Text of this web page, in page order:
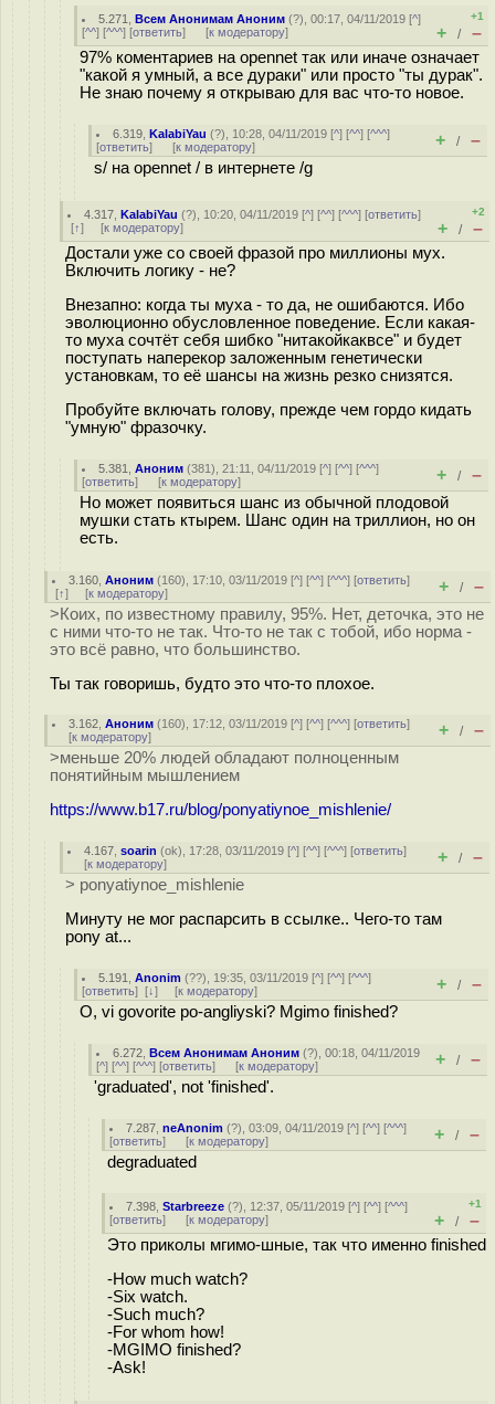
5.271 ,Всем Анонимам Аноним (?), 00:17, 04/11/2019 [^]
[^^] [^^^] [ответить] [к модератору]
+1
+ / –
97% коментариев на opennet так или иначе означает
"какой я умный, а все дураки" или просто "ты дурак".
Не знаю почему я открываю для вас что-то новое.
6.319 ,KalabiYau (?), 10:28, 04/11/2019 [^] [^^] [^^^]
[ответить] [к модератору] + / –
s/ на opennet / в интернете /g
4.317 ,KalabiYau (?), 10:20, 04/11/2019 [^] [^^] [^^^] [ответить]
[↑] [к модератору]
+2
+ / –
Достали уже со своей фразой про миллионы мух.
Включить логику - не?
Внезапно: когда ты муха - то да, не ошибаются. Ибо
эволюционно обусловленное поведение. Если какая-
то муха сочтёт себя шибко "нитакойкаквсе" и будет
поступать наперекор заложенным генетически
установкам, то её шансы на жизнь резко снизятся.
Пробуйте включать голову, прежде чем гордо кидать
"умную" фразочку.
5.381 ,Аноним (381), 21:11, 04/11/2019 [^] [^^] [^^^]
[ответить] [к модератору] + / –
Но может появиться шанс из обычной плодовой
мушки стать ктырем. Шанс один на триллион, но он
есть.
3.160 ,Аноним (160), 17:10, 03/11/2019 [^] [^^] [^^^] [ответить]
[↑] [к модератору] + / –
>Коих, по известному правилу, 95%. Нет, деточка, это не
с ними что-то не так. Что-то не так с тобой, ибо норма -
это всё равно, что большинство.
Ты так говоришь, будто это что-то плохое.
3.162 ,Аноним (160), 17:12, 03/11/2019 [^] [^^] [^^^] [ответить]
[к модератору] + / –
>меньше 20% людей обладают полноценным
понятийным мышлением
https://www.b17.ru/blog/ponyatiynoe_mishlenie/
4.167 ,soarin (ok), 17:28, 03/11/2019 [^] [^^] [^^^] [ответить]
[к модератору] + / –
> ponyatiynoe_mishlenie
Минуту не мог распарсить в ссылке.. Чего-то там
pony at...
5.191 ,Anonim (??), 19:35, 03/11/2019 [^] [^^] [^^^]
[ответить] [↓] [к модератору] + / –
O, vi govorite po-angliyski? Mgimo finished?
6.272 ,Всем Анонимам Аноним (?), 00:18, 04/11/2019
[^] [^^] [^^^] [ответить] [к модератору] + / –
'graduated', not 'finished'.
7.287 ,neAnonim (?), 03:09, 04/11/2019 [^] [^^] [^^^]
[ответить] [к модератору] + / –
degraduated
7.398 ,Starbreeze (?), 12:37, 05/11/2019 [^] [^^] [^^^]
[ответить] [к модератору]
+1
+ / –
Это приколы мгимо-шные, так что именно finished
-How much watch?
-Six watch.
-Such much?
-For whom how!
-MGIMO finished?
-Ask!